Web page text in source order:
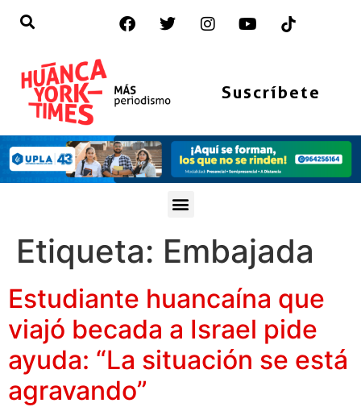
Suscríbete
Etiqueta: Embajada
Estudiante huancaína que
viajó becada a Israel pide
ayuda: “La situación se está
agravando”